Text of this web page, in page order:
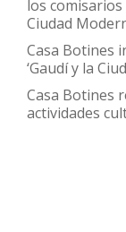
los comisarios
Ciudad
Casa Botines
‘Gaudí y la
Casa Botines
actividades